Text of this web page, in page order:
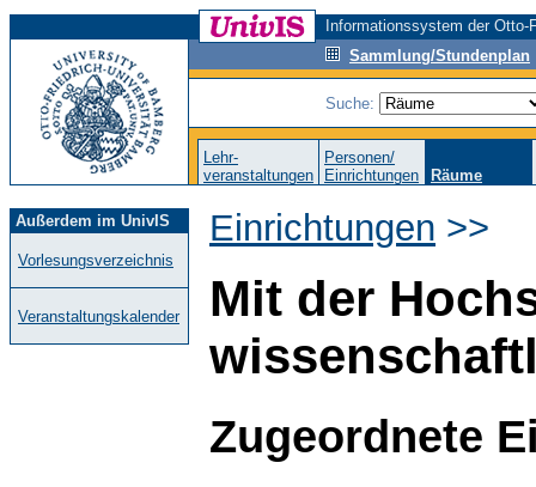
Informationssystem der
Sammlung/Stundenplan
Suche:
Lehr-
veranstaltungen
Personen/
Einrichtungen
Räume
Außerdem im UnivIS
Vorlesungsverzeichnis
Veranstaltungskalender
Einrichtungen >>
Mit der
Zugeordnete